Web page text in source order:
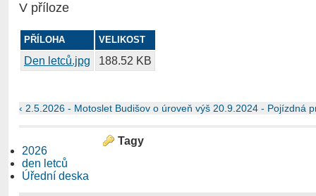
V příloze
PŘÍLOHA VELIKOST
Den letců.jpg 188.52 KB
‹ 2.5.2026 - Motoslet Budišov o úroveň výš 20.9.2024 - Pojízdná
Tagy
2026
den letců
Úřední deska